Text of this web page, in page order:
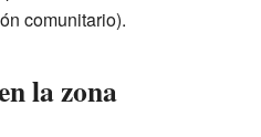
comunitario).
la zona